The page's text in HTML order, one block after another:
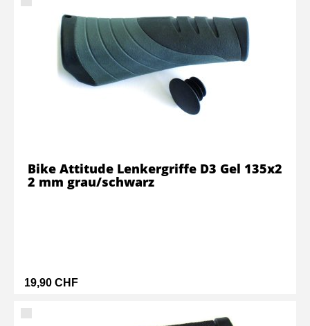
19,90 CHF
Bike Attitude Lenkergriffe D3 Gel 135x2
2 mm grau/schwarz